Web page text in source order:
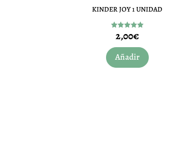
KINDER JOY 1 UNIDAD
Valorado
con
2,00€
Añadir